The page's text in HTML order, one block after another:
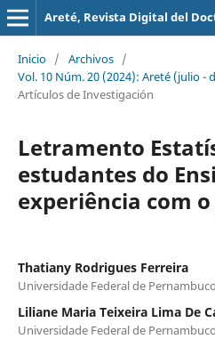
Areté, Revista Digital del
Inicio / Archivos /
Vol. 10 Núm. 20 (2024): Areté (julio -
Artículos de Investigación
Letramento
estudantes do
experiência com
Thatiany Rodrigues Ferreira
Universidade Federal de
Liliane Maria Teixeira Lima De
Universidade Federal de